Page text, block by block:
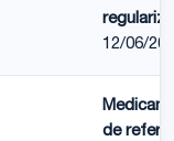
12/06/
de